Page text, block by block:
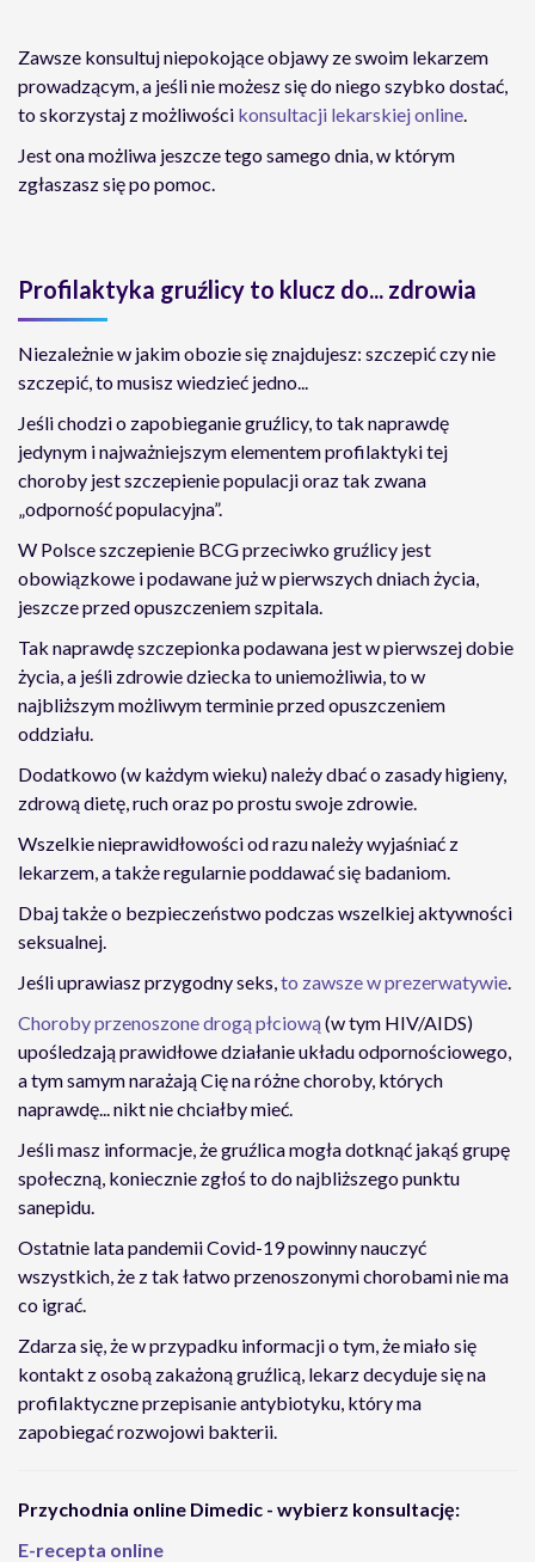
Zawsze konsultuj niepokojące objawy ze swoim lekarzem
prowadzącym, a jeśli nie możesz się do niego szybko dostać,
to skorzystaj z możliwości konsultacji lekarskiej online.
Jest ona możliwa jeszcze tego samego dnia, w którym
zgłaszasz się po pomoc.
Profilaktyka gruźlicy to klucz do... zdrowia
Niezależnie w jakim obozie się znajdujesz: szczepić czy nie
szczepić, to musisz wiedzieć jedno...
Jeśli chodzi o zapobieganie gruźlicy, to tak naprawdę
jedynym i najważniejszym elementem profilaktyki tej
choroby jest szczepienie populacji oraz tak zwana
„odporność populacyjna”.
W Polsce szczepienie BCG przeciwko gruźlicy jest
obowiązkowe i podawane już w pierwszych dniach życia,
jeszcze przed opuszczeniem szpitala.
Tak naprawdę szczepionka podawana jest w pierwszej dobie
życia, a jeśli zdrowie dziecka to uniemożliwia, to w
najbliższym możliwym terminie przed opuszczeniem
oddziału.
Dodatkowo (w każdym wieku) należy dbać o zasady higieny,
zdrową dietę, ruch oraz po prostu swoje zdrowie.
Wszelkie nieprawidłowości od razu należy wyjaśniać z
lekarzem, a także regularnie poddawać się badaniom.
Dbaj także o bezpieczeństwo podczas wszelkiej aktywności
seksualnej.
Jeśli uprawiasz przygodny seks,to zawsze w prezerwatywie.
Choroby przenoszone drogą płciową (w tym HIV/AIDS)
upośledzają prawidłowe działanie układu odpornościowego,
a tym samym narażają Cię na różne choroby, których
naprawdę... nikt nie chciałby mieć.
Jeśli masz informacje, że gruźlica mogła dotknąć jakąś grupę
społeczną, koniecznie zgłoś to do najbliższego punktu
sanepidu.
Ostatnie lata pandemii Covid-19 powinny nauczyć
wszystkich, że z tak łatwo przenoszonymi chorobami nie ma
co igrać.
Zdarza się, że w przypadku informacji o tym, że miało się
kontakt z osobą zakażoną gruźlicą, lekarz decyduje się na
profilaktyczne przepisanie antybiotyku, który ma
zapobiegać rozwojowi bakterii.
Przychodnia online Dimedic - wybierz konsultację:
E-recepta online